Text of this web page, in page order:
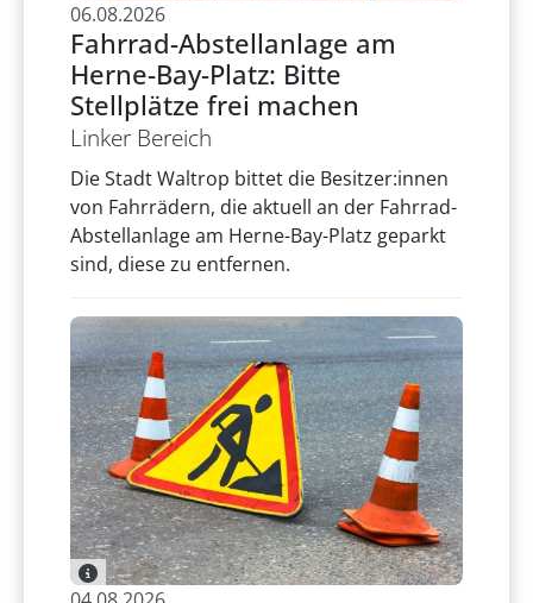
06.08.2026
Fahrrad-Abstellanlage am
Herne-Bay-Platz: Bitte
Stellplätze frei machen
Linker Bereich
Die Stadt Waltrop bittet die Besitzer:innen
von Fahrrädern, die aktuell an der Fahrrad-
Abstellanlage am Herne-Bay-Platz geparkt
sind, diese zu entfernen.